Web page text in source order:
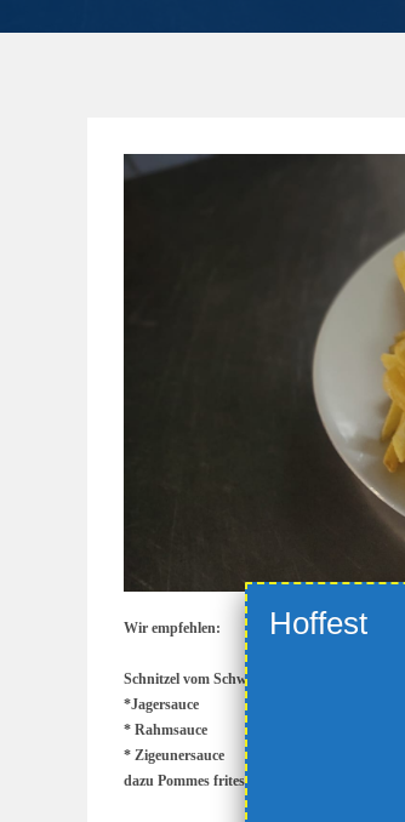
Wir empfehlen:
Schnitzel vom Schwein wahlweise mit
*Jagersauce
* Rahmsauce
* Zigeunersauce
dazu Pommes frites Oder Kroketten & Salat